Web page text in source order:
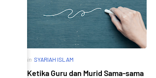
in SYARIAH ISLAM
Ketika Guru dan Murid Sama-sama